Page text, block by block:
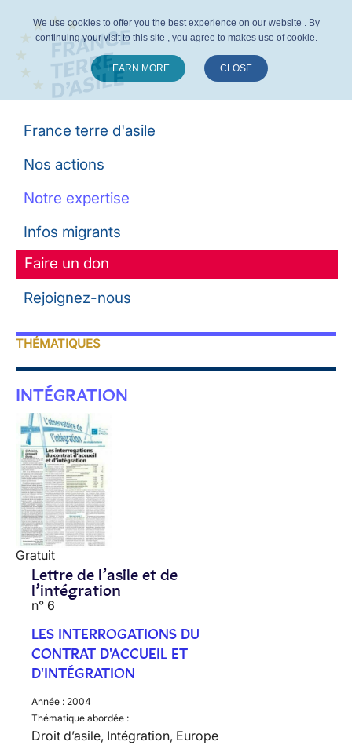
France terre d'asile
Nos actions
Notre expertise
Infos migrants
Faire un don
Rejoignez-nous
THÉMATIQUES
INTÉGRATION
Gratuit
Lettre de l’asile et de
l’intégration
n° 6
LES INTERROGATIONS DU
CONTRAT D'ACCUEIL ET
D'INTÉGRATION
Année : 2004
Thématique abordée :
Droit d’asile, Intégration, Europe
We use cookies to offer you the best experience on our website . By
continuing your visit to this site , you agree to makes use of cookie.
LEARN MORE CLOSE